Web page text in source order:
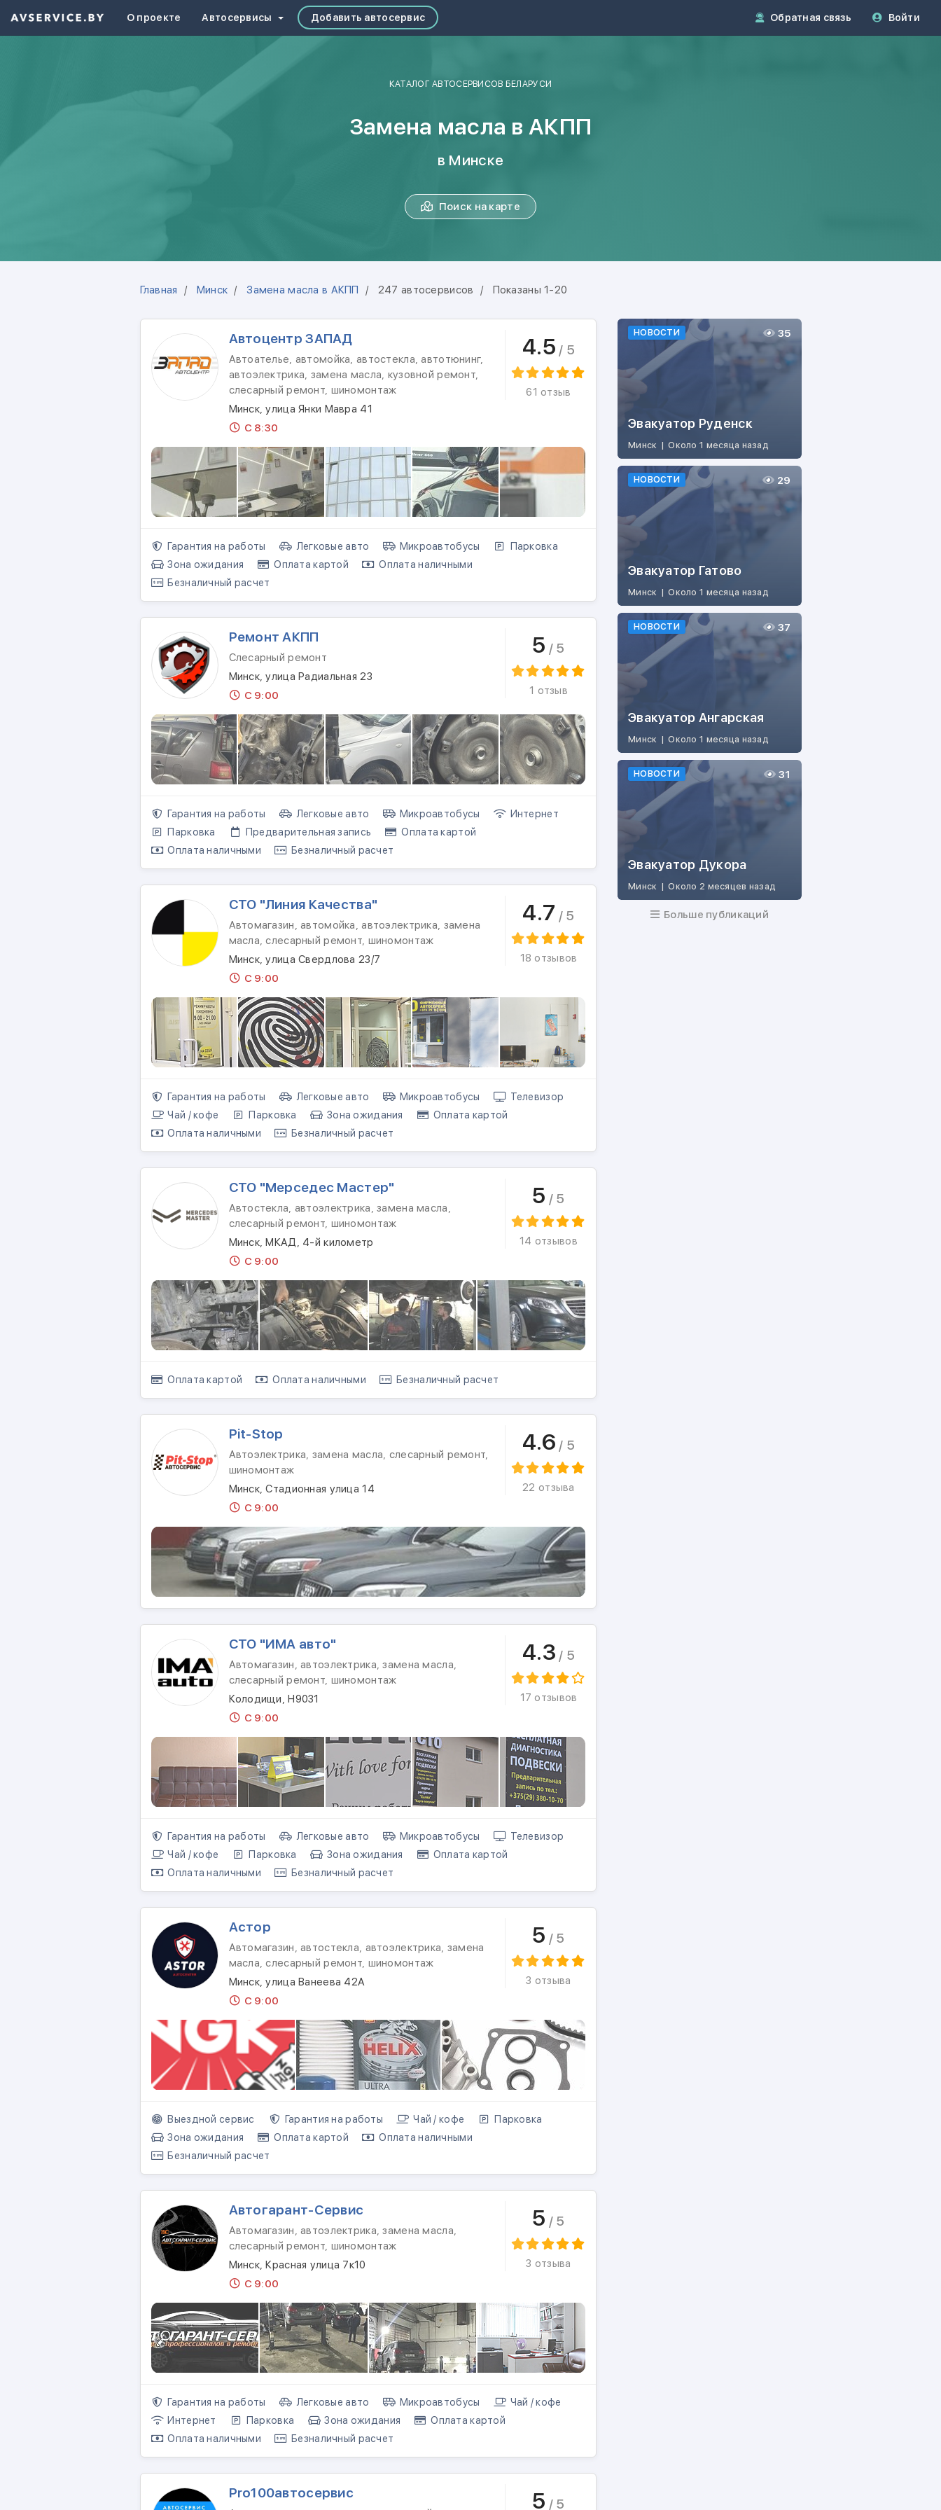
О проекте Автосервисы Добавить автосервис Обратная связь Войти
КАТАЛОГ АВТОСЕРВИСОВ БЕЛАРУСИ
Замена масла в АКПП
в Минске
Поиск на карте
Главная Минск Замена масла в АКПП 247 автосервисов Показаны 1-20
Автоцентр ЗАПАД
Автоателье, автомойка, автостекла, автотюнинг,
автоэлектрика, замена масла, кузовной ремонт,
слесарный ремонт, шиномонтаж
Минск, улица Янки Мавра 41
С 8:30
4.5 / 5
61 отзыв
Гарантия на работы Легковые авто Микроавтобусы
Парковка
Зона ожидания
Оплата картой
Оплата наличными
Безналичный расчет
Ремонт АКПП
Слесарный ремонт
Минск, улица Радиальная 23
С 9:00
5 / 5
1 отзыв
Гарантия на работы Легковые авто Микроавтобусы
Интернет
Парковка
Предварительная запись
Оплата картой
Оплата наличными
Безналичный расчет
СТО "Линия Качества"
Автомагазин, автомойка, автоэлектрика, замена
масла, слесарный ремонт, шиномонтаж
Минск, улица Свердлова 23/7
С 9:00
4.7 / 5
18 отзывов
Гарантия на работы Легковые авто Микроавтобусы
Телевизор
Чай / кофе
Парковка Зона ожидания
Оплата картой
Оплата наличными
Безналичный расчет
СТО "Мерседес Мастер"
Автостекла, автоэлектрика, замена масла,
слесарный ремонт, шиномонтаж
Минск, МКАД, 4-й километр
С 9:00
5 / 5
14 отзывов
Оплата картой Оплата наличными Безналичный расчет
Pit-Stop
Автоэлектрика, замена масла, слесарный ремонт,
шиномонтаж
Минск, Стадионная улица 14
С 9:00
4.6 / 5
22 отзыва
СТО "ИМА авто"
Автомагазин, автоэлектрика, замена масла,
слесарный ремонт, шиномонтаж
Колодищи, Н9031
С 9:00
4.3 / 5
17 отзывов
Гарантия на работы Легковые авто Микроавтобусы
Телевизор
Чай / кофе
Парковка Зона ожидания
Оплата картой
Оплата наличными
Безналичный расчет
Астор
Автомагазин, автостекла, автоэлектрика, замена
масла, слесарный ремонт, шиномонтаж
Минск, улица Ванеева 42А
С 9:00
5 / 5
3 отзыва
Выездной сервис Гарантия на работы Чай / кофе
Парковка
Зона ожидания
Оплата картой
Оплата наличными
Безналичный расчет
Автогарант-Сервис
Автомагазин, автоэлектрика, замена масла,
слесарный ремонт, шиномонтаж
Минск, Красная улица 7к10
С 9:00
5 / 5
3 отзыва
Гарантия на работы Легковые авто Микроавтобусы
Чай / кофе
Интернет
Парковка Зона ожидания
Оплата картой
Оплата наличными
Безналичный расчет
Pro100автосервис 5 / 5
НОВОСТИ
Эвакуатор Руденск
Минск | Около 1 месяца назад
35
НОВОСТИ
Эвакуатор Гатово
Минск | Около 1 месяца назад
29
НОВОСТИ
Эвакуатор Ангарская
Минск | Около 1 месяца назад
37
НОВОСТИ
Эвакуатор Дукора
Минск | Около 2 месяцев назад
31
Больше публикаций